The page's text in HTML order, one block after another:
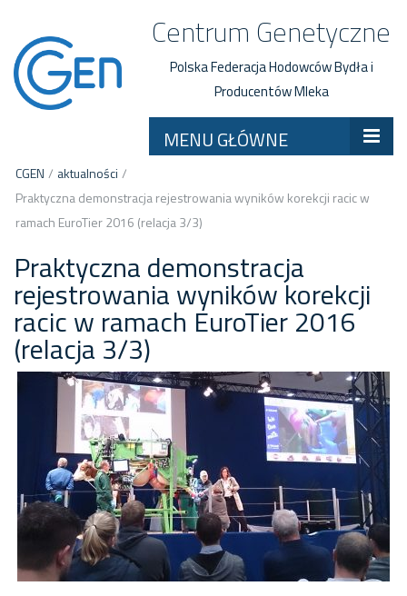
Centrum Genetyczne
Polska Federacja Hodowców Bydła i
Producentów Mleka
MENU GŁÓWNE
CGEN / aktualności /
Praktyczna demonstracja rejestrowania wyników korekcji racic w
ramach EuroTier 2016 (relacja 3/3)
Praktyczna demonstracja
rejestrowania wyników korekcji
racic w ramach EuroTier 2016
(relacja 3/3)